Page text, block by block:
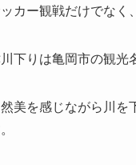
カー観戦だけでなく
下りは亀岡市の観光
美を感じながら川